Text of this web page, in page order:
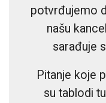
potvrđujemo
našu
sarađuje
Pitanje koje
su tablodi